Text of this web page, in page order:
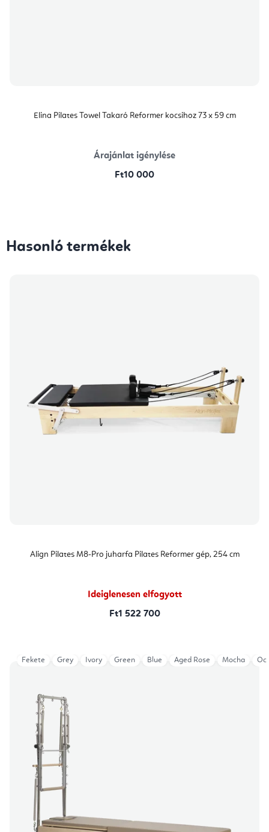
Elina Pilates Towel Takaró Reformer kocsihoz 73 x 59 cm
Árajánlat igénylése
Ft10 000
Hasonló termékek
Align Pilates M8-Pro juharfa Pilates Reformer gép, 254 cm
Ideiglenesen elfogyott
Ft1 522 700
Fekete Grey Ivory Green Blue Aged Rose Mocha